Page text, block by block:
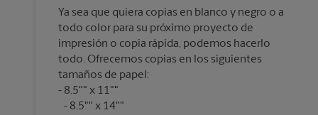
Ya sea que quiera copias en blanco y negro o a
todo color para su próximo proyecto de
impresión o copia rápida, podemos hacerlo
todo. Ofrecemos copias en los siguientes
tamaños de papel:
8.5"" x 11""
8.5"" x 14""